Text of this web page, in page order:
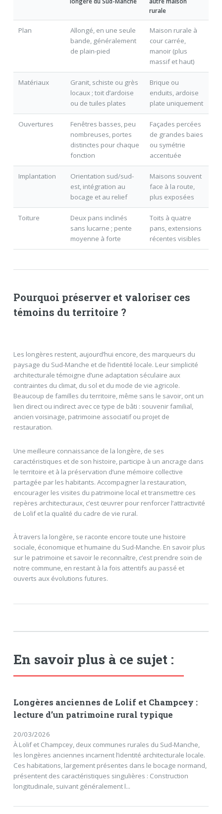
rurale
Plan
Allongé, en une seule
bande, généralement
de plain-pied
Maison rurale à
cour carrée,
manoir (plus
massif et haut)
Matériaux
Granit, schiste ou grès
locaux ; toit d’ardoise
ou de tuiles plates
Brique ou
enduits, ardoise
plate uniquement
Ouvertures
Fenêtres basses, peu
nombreuses, portes
distinctes pour chaque
fonction
Façades percées
de grandes baies
ou symétrie
accentuée
Implantation
Orientation sud/sud-
est, intégration au
bocage et au relief
Maisons souvent
face à la route,
plus exposées
Toiture
Deux pans inclinés
sans lucarne ; pente
moyenne à forte
Toits à quatre
pans, extensions
récentes visibles
Pourquoi préserver et valoriser ces
témoins du territoire ?
Les longères restent, aujourd’hui encore, des marqueurs du
paysage du Sud-Manche et de l’identité locale. Leur simplicité
architecturale témoigne d’une adaptation séculaire aux
contraintes du climat, du sol et du mode de vie agricole.
Beaucoup de familles du territoire, même sans le savoir, ont un
lien direct ou indirect avec ce type de bâti : souvenir familial,
ancien voisinage, patrimoine associatif ou projet de
restauration.
Une meilleure connaissance de la longère, de ses
caractéristiques et de son histoire, participe à un ancrage dans
le territoire et à la préservation d’une mémoire collective
partagée par les habitants. Accompagner la restauration,
encourager les visites du patrimoine local et transmettre ces
repères architecturaux, c’est œuvrer pour renforcer l’attractivité
de Lolif et la qualité du cadre de vie rural.
À travers la longère, se raconte encore toute une histoire
sociale, économique et humaine du Sud-Manche. En savoir plus
sur le patrimoine et savoir le reconnaître, c’est prendre soin de
notre commune, en restant à la fois attentifs au passé et
ouverts aux évolutions futures.
En savoir plus à ce sujet :
Longères anciennes de Lolif et Champcey :
lecture d’un patrimoine rural typique
20/03/2026
À Lolif et Champcey, deux communes rurales du Sud-Manche,
les longères anciennes incarnent l’identité architecturale locale.
Ces habitations, largement présentes dans le bocage normand,
présentent des caractéristiques singulières : Construction
longitudinale, suivant généralement l...